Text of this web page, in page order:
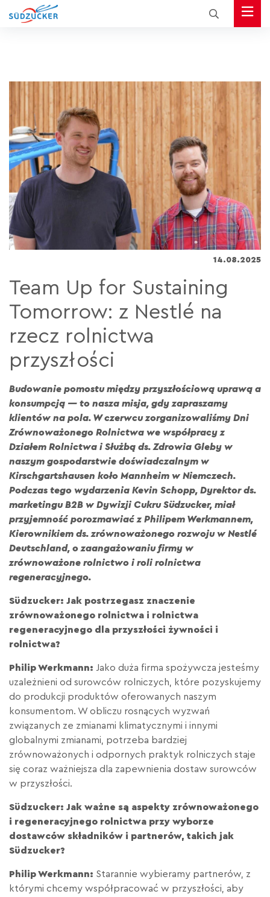
14.08.2025
Team Up for Sustaining
Tomorrow: z Nestlé na
rzecz rolnictwa
przyszłości
Budowanie pomostu między przyszłościową uprawą a
konsumpcją — to nasza misja, gdy zapraszamy
klientów na pola. W czerwcu zorganizowaliśmy Dni
Zrównoważonego Rolnictwa we współpracy z
Działem Rolnictwa i Służbą ds. Zdrowia Gleby w
naszym gospodarstwie doświadczalnym w
Kirschgartshausen koło Mannheim w Niemczech.
Podczas tego wydarzenia Kevin Schopp, Dyrektor ds.
marketingu B2B w Dywizji Cukru Südzucker, miał
przyjemność porozmawiać z Philipem Werkmannem,
Kierownikiem ds. zrównoważonego rozwoju w Nestlé
Deutschland, o zaangażowaniu firmy w
zrównoważone rolnictwo i roli rolnictwa
regeneracyjnego.
Südzucker: Jak postrzegasz znaczenie
zrównoważonego rolnictwa i rolnictwa
regeneracyjnego dla przyszłości żywności i
rolnictwa?
Philip Werkmann: Jako duża firma spożywcza jesteśmy
uzależnieni od surowców rolniczych, które pozyskujemy
do produkcji produktów oferowanych naszym
konsumentom. W obliczu rosnących wyzwań
związanych ze zmianami klimatycznymi i innymi
globalnymi zmianami, potrzeba bardziej
zrównoważonych i odpornych praktyk rolniczych staje
się coraz ważniejsza dla zapewnienia dostaw surowców
w przyszłości.
Südzucker: Jak ważne są aspekty zrównoważonego
i regeneracyjnego rolnictwa przy wyborze
dostawców składników i partnerów, takich jak
Südzucker?
Philip Werkmann: Starannie wybieramy partnerów, z
którymi chcemy współpracować w przyszłości, aby